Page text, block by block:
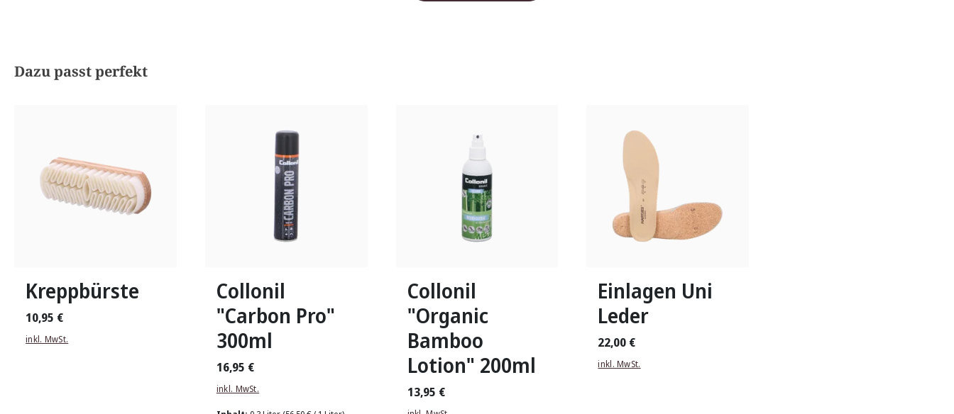
Produktgalerie überspringen
Dazu passt perfekt
Kreppbürste
10,95 €
inkl. MwSt.
Collonil
"Carbon Pro"
300ml
16,95 €
inkl. MwSt.
Collonil
"Organic
Bamboo
Lotion" 200ml
13,95 €
Einlagen Uni
Leder
22,00 €
inkl. MwSt.